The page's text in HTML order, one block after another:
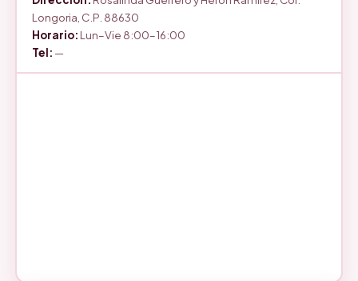
Longoria, C.P. 88630
Horario: Lun–Vie 8:00–16:00
Tel: —